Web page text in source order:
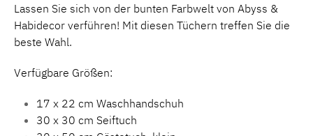
Lassen Sie sich von der bunten Farbwelt von Abyss &
Habidecor verführen! Mit diesen Tüchern treffen Sie die
beste Wahl.
Verfügbare Größen:
17 x 22 cm Waschhandschuh
30 x 30 cm Seiftuch